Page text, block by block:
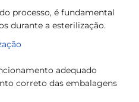
processo, é fundamental
durante a esterilização.
adequado
correto das embalagens